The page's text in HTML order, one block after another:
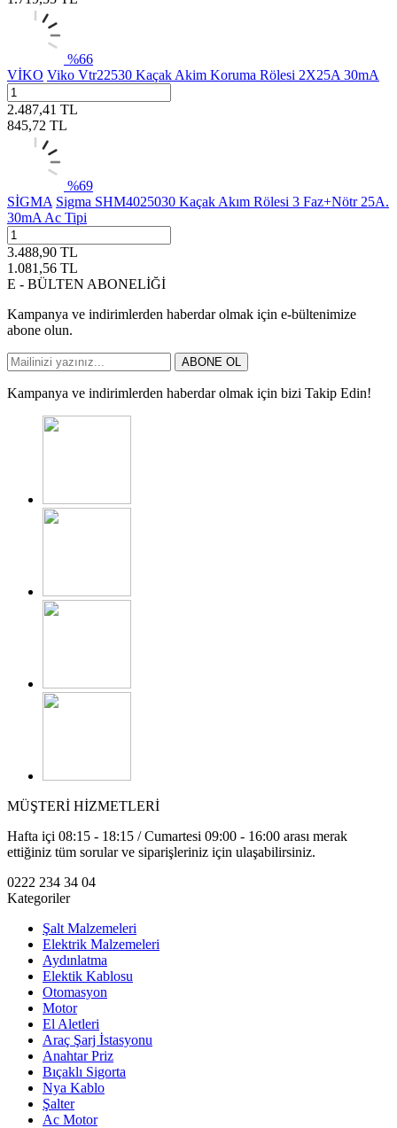
%66
VİKO Viko Vtr22530 Kaçak Akim Koruma Rölesi 2X25A 30mA
2.487,41 TL
845,72 TL
%69
SİGMA Sigma SHM4025030 Kaçak Akım Rölesi 3 Faz+Nötr 25A.
30mA Ac Tipi
3.488,90 TL
1.081,56 TL
E - BÜLTEN ABONELİĞİ
Kampanya ve indirimlerden haberdar olmak için e-bültenimize
abone olun.
ABONE OL
Kampanya ve indirimlerden haberdar olmak için bizi Takip Edin!
MÜŞTERİ HİZMETLERİ
Hafta içi 08:15 - 18:15 / Cumartesi 09:00 - 16:00 arası merak
ettiğiniz tüm sorular ve siparişleriniz için ulaşabilirsiniz.
0222 234 34 04
Kategoriler
Şalt Malzemeleri
Elektrik Malzemeleri
Aydınlatma
Elektik Kablosu
Otomasyon
Motor
El Aletleri
Araç Şarj İstasyonu
Anahtar Priz
Bıçaklı Sigorta
Nya Kablo
Şalter
Ac Motor